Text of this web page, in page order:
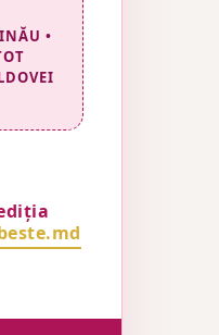
•